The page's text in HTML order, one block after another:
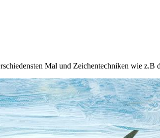
Mal und Zeichentechniken wie z.B